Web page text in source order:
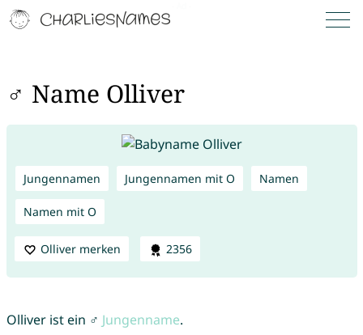
♂ Name Olliver
Jungennamen Jungennamen mit O Namen
Namen mit O
Olliver merken 2356
Olliver ist ein ♂ Jungenname.